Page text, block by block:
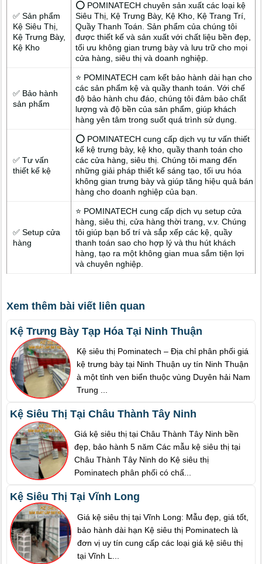
✅ Sản phẩm
Kệ Siêu Thị,
Kệ Trưng Bày,
Kệ Kho
⭕ POMINATECH chuyên sản xuất các loại kệ
Siêu Thị, Kệ Trưng Bày, Kệ Kho, Kệ Trang Trí,
Quầy Thanh Toán. Sản phẩm của chúng tôi
được thiết kế và sản xuất với chất liệu bền đẹp,
tối ưu không gian trưng bày và lưu trữ cho mọi
cửa hàng, siêu thị và doanh nghiệp.
✅ Bảo hành
sản phẩm
⭐ POMINATECH cam kết bảo hành dài hạn cho
các sản phẩm kệ và quầy thanh toán. Với chế
độ bảo hành chu đáo, chúng tôi đảm bảo chất
lượng và độ bền của sản phẩm, giúp khách
hàng yên tâm trong suốt quá trình sử dụng.
✅ Tư vấn
thiết kế kệ
⭕ POMINATECH cung cấp dịch vụ tư vấn thiết
kế kệ trưng bày, kệ kho, quầy thanh toán cho
các cửa hàng, siêu thị. Chúng tôi mang đến
những giải pháp thiết kế sáng tạo, tối ưu hóa
không gian trưng bày và giúp tăng hiệu quả bán
hàng cho doanh nghiệp của bạn.
✅ Setup cửa
hàng
⭐ POMINATECH cung cấp dịch vụ setup cửa
hàng, siêu thị, cửa hàng thời trang, v.v. Chúng
tôi giúp bạn bố trí và sắp xếp các kệ, quầy
thanh toán sao cho hợp lý và thu hút khách
hàng, tạo ra một không gian mua sắm tiện lợi
và chuyên nghiệp.
Xem thêm bài viết liên quan
Kệ Trưng Bày Tạp Hóa Tại Ninh Thuận
Kệ siêu thị Pominatech – Địa chỉ phân phối giá
kệ trưng bày tại Ninh Thuận uy tín Ninh Thuận
à một tỉnh ven biển thuộc vùng Duyên hải Nam
Trung ...
Kệ Siêu Thị Tại Châu Thành Tây Ninh
Giá kệ siêu thị tại Châu Thành Tây Ninh bền
đẹp, bảo hành 5 năm Các mẫu kệ siêu thị tại
Châu Thành Tây Ninh do Kệ siêu thị
Pominatech phân phối có chấ...
Kệ Siêu Thị Tại Vĩnh Long
Giá kệ siêu thị tại Vĩnh Long: Mẫu đẹp, giá tốt,
bảo hành dài hạn Kệ siêu thị Pominatech là
đơn vị uy tín cung cấp các loại giá kệ siêu thị
tại Vĩnh L...